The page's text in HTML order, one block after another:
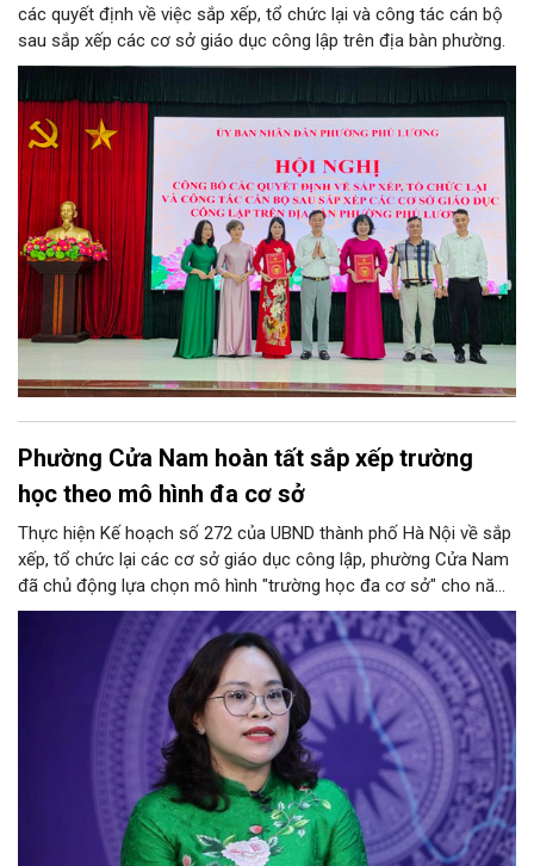
các quyết định về việc sắp xếp, tổ chức lại và công tác cán bộ
sau sắp xếp các cơ sở giáo dục công lập trên địa bàn phường.
Phường Cửa Nam hoàn tất sắp xếp trường
học theo mô hình đa cơ sở
Thực hiện Kế hoạch số 272 của UBND thành phố Hà Nội về sắp
xếp, tổ chức lại các cơ sở giáo dục công lập, phường Cửa Nam
đã chủ động lựa chọn mô hình "trường học đa cơ sở" cho năm
học 2026 - 2027. Phương án này vừa giúp tinh gọn đầu mối
quản lý, nâng cao hiệu quả khai thác cơ sở vật chất, vừa bảo
đảm nguyên tắc "không làm xáo trộn điểm học", giữ vững tâm
lý cho học sinh và phụ huynh. Trao đổi với Phóng viên Tạp chí
Người Hà Nội, đồng chí Trịnh Ngọc Trâm - UVBTV, Phó Chủ tịch
UBND phường Cửa Nam đã làm rõ nh